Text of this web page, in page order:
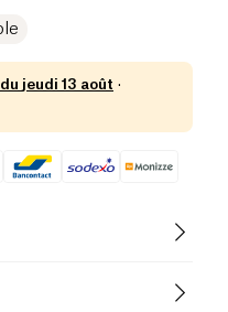
jeudi 13 août ·
(ingrédients)